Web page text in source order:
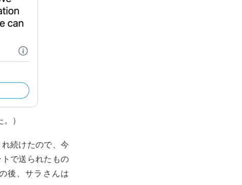
）
続けたので、今
で送られたもの
後、サラさんは